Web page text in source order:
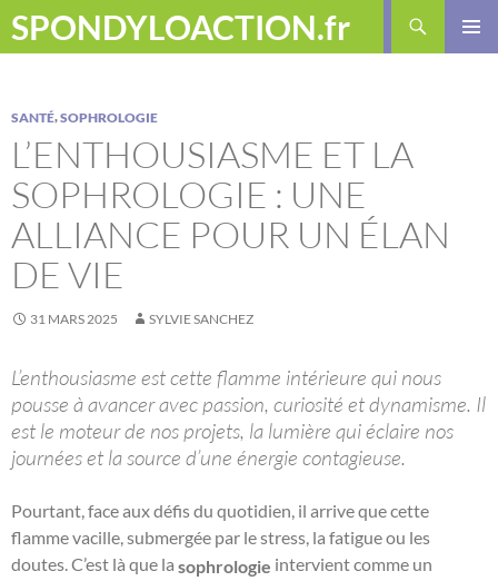
Aller
auSPONDYLOACTION.fr
Recherche
SANTÉ,SOPHROLOGIE
L’ENTHOUSIASME ET LA
SOPHROLOGIE : UNE
ALLIANCE POUR UN ÉLAN
DE VIE
31 MARS 2025 SYLVIE SANCHEZ
L’enthousiasme est cette flamme intérieure qui nous
pousse à avancer avec passion, curiosité et dynamisme. Il
est le moteur de nos projets, la lumière qui éclaire nos
journées et la source d’une énergie contagieuse.
Pourtant, face aux défis du quotidien, il arrive que cette
flamme vacille, submergée par le stress, la fatigue ou les
doutes. C’est là que la sophrologie intervient comme un